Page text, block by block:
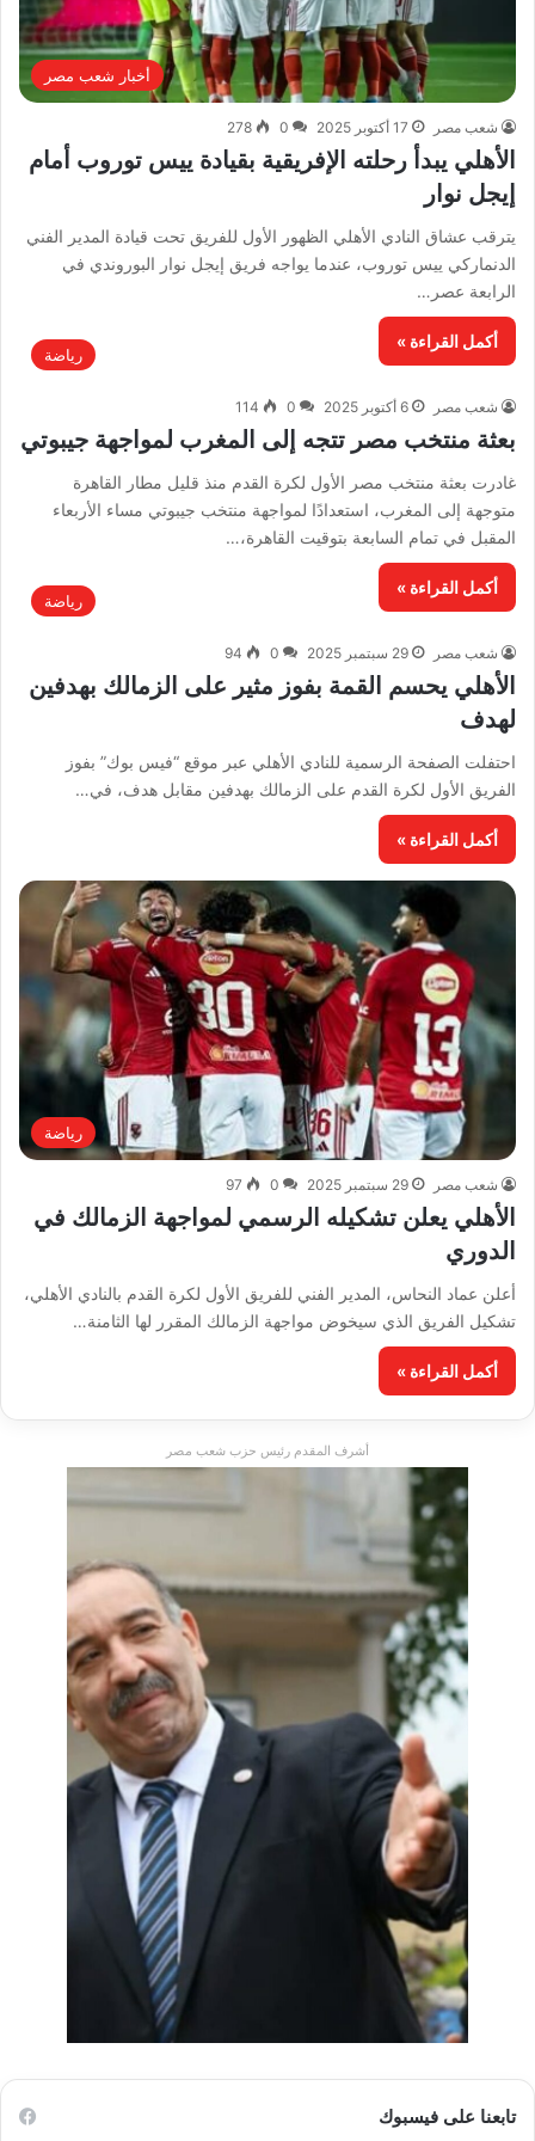
أخبار شعب مصر
شعب مصر 17 أكتوبر 2025 0
278
الأهلي يبدأ رحلته الإفريقية بقيادة ييس توروب أمام
إيجل نوار
يترقب عشاق النادي الأهلي الظهور الأول للفريق تحت قيادة المدير الفني
الدنماركي ييس توروب، عندما يواجه فريق إيجل نوار البوروندي في
الرابعة عصر…
أكمل القراءة »
رياضة
شعب مصر 6 أكتوبر 2025 0
114
بعثة منتخب مصر تتجه إلى المغرب لمواجهة جيبوتي
غادرت بعثة منتخب مصر الأول لكرة القدم منذ قليل مطار القاهرة
متوجهة إلى المغرب، استعدادًا لمواجهة منتخب جيبوتي مساء الأربعاء
المقبل في تمام السابعة بتوقيت القاهرة،…
أكمل القراءة »
رياضة
شعب مصر 29 سبتمبر 2025 0
94
الأهلي يحسم القمة بفوز مثير على الزمالك بهدفين
لهدف
احتفلت الصفحة الرسمية للنادي الأهلي عبر موقع “فيس بوك” بفوز
الفريق الأول لكرة القدم على الزمالك بهدفين مقابل هدف، في…
أكمل القراءة »
رياضة
شعب مصر 29 سبتمبر 2025 0
97
الأهلي يعلن تشكيله الرسمي لمواجهة الزمالك في
الدوري
أعلن عماد النحاس، المدير الفني للفريق الأول لكرة القدم بالنادي الأهلي،
تشكيل الفريق الذي سيخوض مواجهة الزمالك المقرر لها الثامنة…
أكمل القراءة »
أشرف المقدم رئيس حزب شعب مصر
تابعنا على فيسبوك